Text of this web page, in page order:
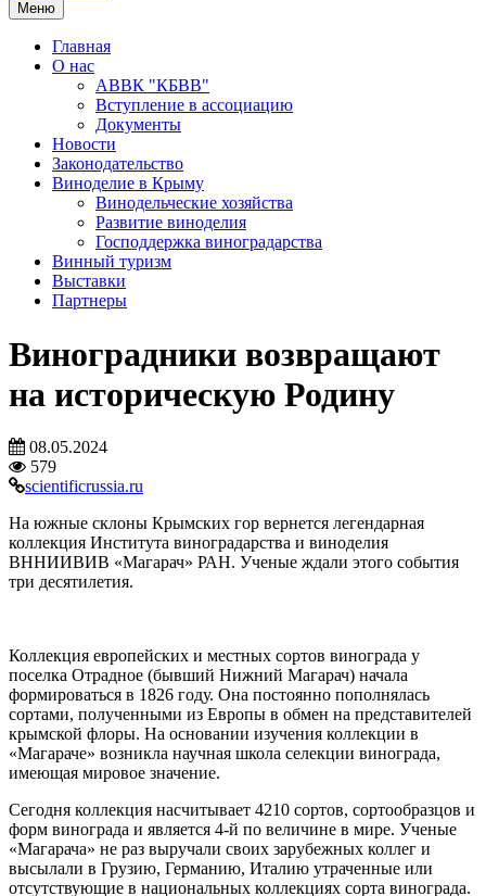
Меню
Главная
О нас
АВВК "КБВВ"
Вступление в ассоциацию
Документы
Новости
Законодательство
Виноделие в Крыму
Винодельческие хозяйства
Развитие виноделия
Господдержка виноградарства
Винный туризм
Выставки
Партнеры
Виноградники возвращают
на историческую Родину
08.05.2024
579
scientificrussia.ru
На южные склоны Крымских гор вернется легендарная
коллекция Института виноградарства и виноделия
ВННИИВИВ «Магарач» РАН. Ученые ждали этого события
три десятилетия.
Коллекция европейских и местных сортов винограда у
поселка Отрадное (бывший Нижний Магарач) начала
формироваться в 1826 году. Она постоянно пополнялась
сортами, полученными из Европы в обмен на представителей
крымской флоры. На основании изучения коллекции в
«Магараче» возникла научная школа селекции винограда,
имеющая мировое значение.
Сегодня коллекция насчитывает 4210 сортов, сортообразцов и
форм винограда и является 4-й по величине в мире. Ученые
«Магарача» не раз выручали своих зарубежных коллег и
высылали в Грузию, Германию, Италию утраченные или
отсутствующие в национальных коллекциях сорта винограда.